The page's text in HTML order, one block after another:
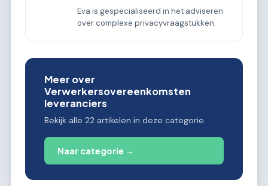
Eva is gespecialiseerd in het adviseren
over complexe privacyvraagstukken.
Meer over
Verwerkersovereenkomsten
leveranciers
Bekijk alle 22 artikelen in deze categorie.
Naar categorie →